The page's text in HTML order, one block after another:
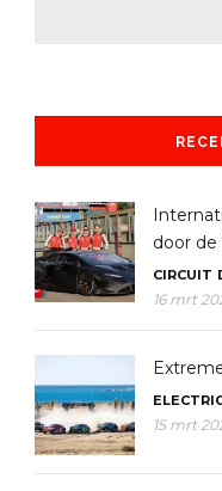
door
CIRCUIT
16 mrt
15 mrt